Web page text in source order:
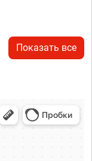
Показать все